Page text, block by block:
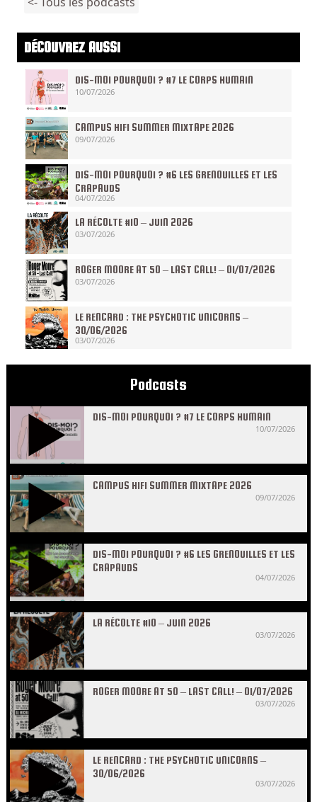
DÉCOUVREZ AUSSI
DIS-MOI POURQUOI ? #7 LE CORPS HUMAIN
10/07/2026
CAMPUS HIFI SUMMER MIXTAPE 2026
09/07/2026
DIS-MOI POURQUOI ? #6 LES GRENOUILLES ET LES
CRAPAUDS
04/07/2026
LA RÉCOLTE #10 – JUIN 2026
03/07/2026
ROGER MOORE AT 50 – LAST CALL! – 01/07/2026
03/07/2026
LE RENCARD : THE PSYCHOTIC UNICORNS –
30/06/2026
03/07/2026
Podcasts
DIS-MOI POURQUOI ? #7 LE CORPS HUMAIN
10/07/2026
CAMPUS HIFI SUMMER MIXTAPE 2026
09/07/2026
DIS-MOI POURQUOI ? #6 LES GRENOUILLES ET LES
CRAPAUDS
04/07/2026
LA RÉCOLTE #10 – JUIN 2026
03/07/2026
ROGER MOORE AT 50 – LAST CALL! – 01/07/2026
03/07/2026
LE RENCARD : THE PSYCHOTIC UNICORNS –
30/06/2026
03/07/2026